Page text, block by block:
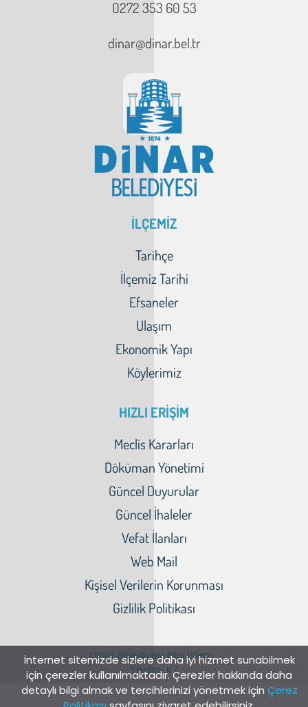
İnternet sitemizde sizlere daha iyi hizmet sunabilmek
için çerezler kullanılmaktadır. Çerezler hakkında daha
detaylı bilgi almak ve tercihlerinizi yönetmek için Çerez
0272 353 60 53
dinar@dinar.bel.tr
İLÇEMİZ
Tarihçe
İlçemiz Tarihi
Efsaneler
Ulaşım
Ekonomik Yapı
Köylerimiz
HIZLI ERİŞİM
Meclis Kararları
Döküman Yönetimi
Güncel Duyurular
Güncel İhaleler
Vefat İlanları
Web Mail
Kişisel Verilerin Korunması
Gizlilik Politikası
Dinar Belediyesi Bilgi İşlem
Yazılım K7